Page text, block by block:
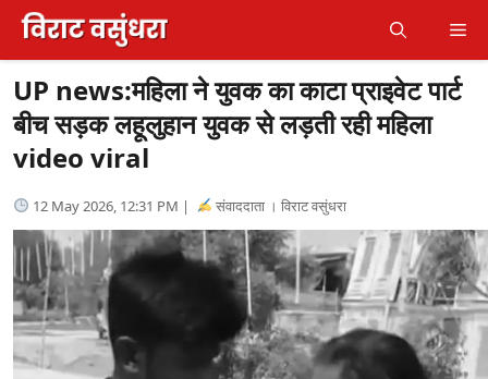
Skip
content
UP news:महिला ने युवक का काटा प्राइवेट पार्ट
बीच सड़क लहूलुहान युवक से लड़ती रही महिला
video viral
12 May 2026, 12:31 PM | संवाददाता । विराट वसुंधरा